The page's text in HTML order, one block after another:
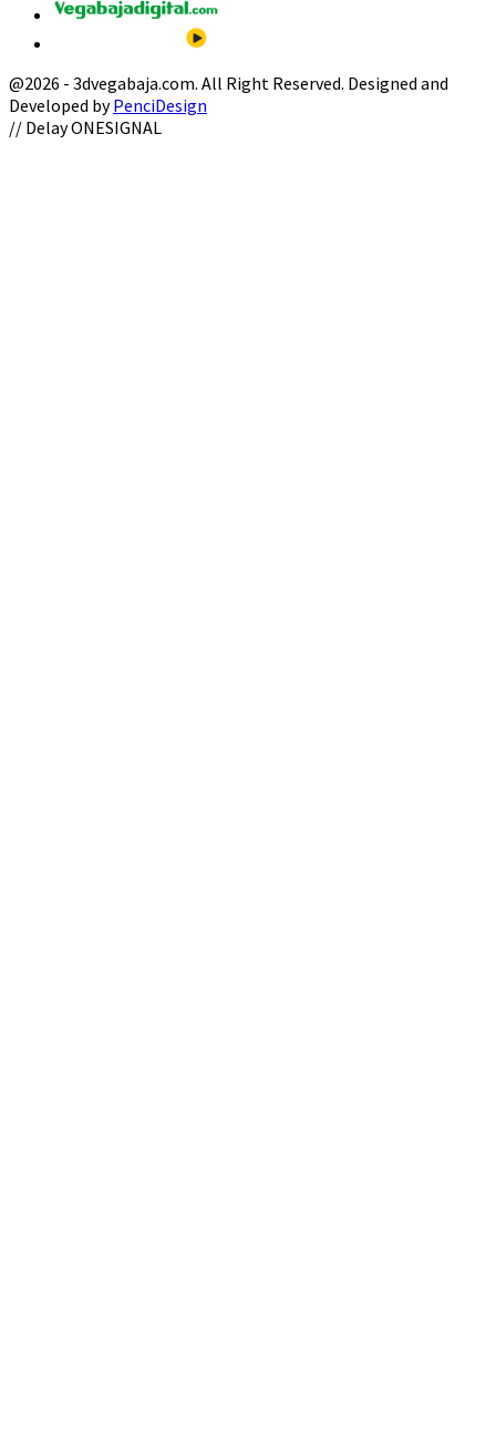
@2026 - 3dvegabaja.com. All Right Reserved. Designed and
Developed byPenciDesign
Facebook
Twitter
Instagram
Youtube
Email
// Delay ONESIGNAL